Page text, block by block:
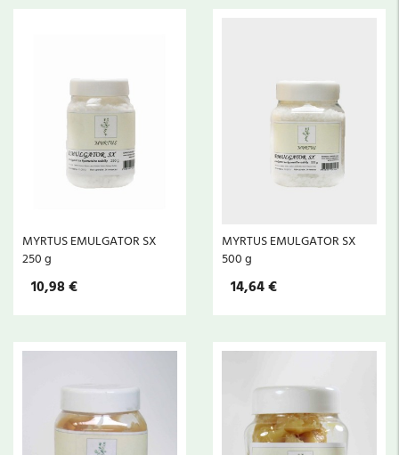
MYRTUS EMULGATOR SX
250 g
10,98 €
MYRTUS EMULGATOR SX
500 g
14,64 €